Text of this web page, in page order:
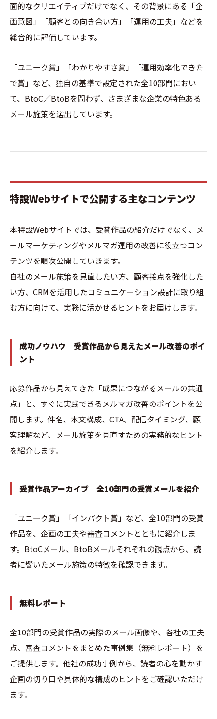
面的なクリエイティブだけでなく、その背景にある「企
画意図」「顧客との向き合い方」「運用の工夫」などを
総合的に評価しています。
「ユニーク賞」「わかりやすさ賞」「運用効率化できた
で賞」など、独自の基準で設定された全10部門におい
て、BtoC／BtoBを問わず、さまざまな企業の特色ある
メール施策を選出しています。
特設Webサイトで公開する主なコンテンツ
本特設Webサイトでは、受賞作品の紹介だけでなく、メ
ールマーケティングやメルマガ運用の改善に役立つコン
テンツを順次公開していきます。
自社のメール施策を見直したい方、顧客接点を強化した
い方、CRMを活用したコミュニケーション設計に取り組
む方に向けて、実務に活かせるヒントをお届けします。
成功ノウハウ｜受賞作品から見えたメール改善のポイ
ント
応募作品から見えてきた「成果につながるメールの共通
点」と、すぐに実践できるメルマガ改善のポイントを公
開します。件名、本文構成、CTA、配信タイミング、顧
客理解など、メール施策を見直すための実務的なヒント
を紹介します。
受賞作品アーカイブ｜全10部門の受賞メールを紹介
「ユニーク賞」「インパクト賞」など、全10部門の受賞
作品を、企画の工夫や審査コメントとともに紹介しま
す。BtoCメール、BtoBメールそれぞれの観点から、読
者に響いたメール施策の特徴を確認できます。
無料レポート
全10部門の受賞作品の実際のメール画像や、各社の工夫
点、審査コメントをまとめた事例集（無料レポート）を
ご提供します。他社の成功事例から、読者の心を動かす
企画の切り口や具体的な構成のヒントをご確認いただけ
ます。